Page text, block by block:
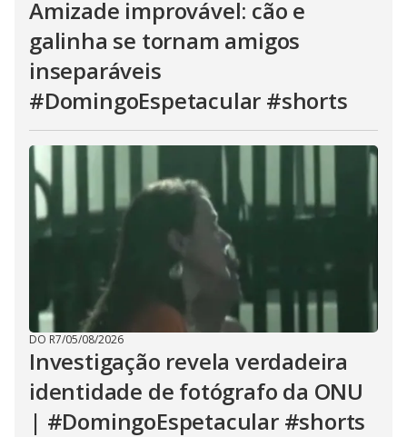
Amizade improvável: cão e
galinha se tornam amigos
inseparáveis
#DomingoEspetacular #shorts
DO R7/05/08/2026
Investigação revela verdadeira
identidade de fotógrafo da ONU
| #DomingoEspetacular #shorts